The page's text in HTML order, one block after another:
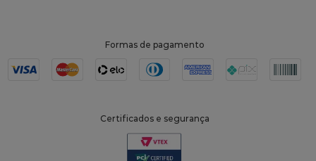
Formas de pagamento
Certificados e segurança